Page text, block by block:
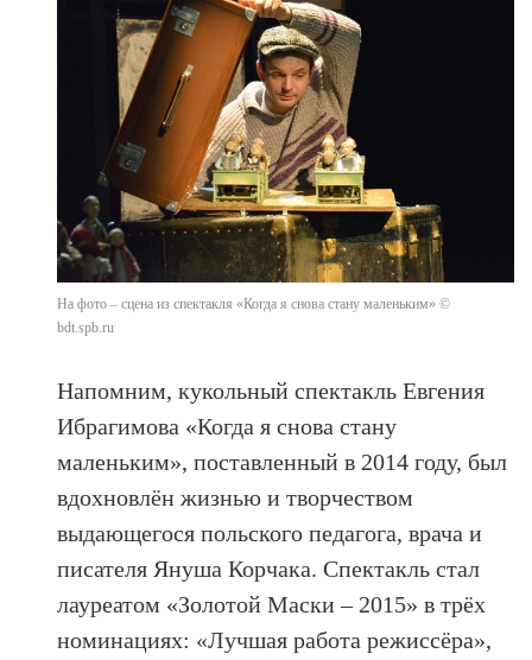
На фото – сцена из спектакля «Когда я снова стану маленьким» ©
bdt.spb.ru
Напомним, кукольный спектакль Евгения
Ибрагимова «Когда я снова стану
маленьким», поставленный в 2014 году, был
вдохновлён жизнью и творчеством
выдающегося польского педагога, врача и
писателя Януша Корчака. Спектакль стал
лауреатом «Золотой Маски – 2015» в трёх
номинациях: «Лучшая работа режиссёра»,